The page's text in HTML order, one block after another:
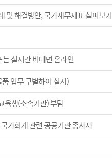
및 해결방안, 국가재무제표 살펴보기
실시간 비대면 온라인
품 업무 구별하여 실시)
육생(소속기관) 부담
가회계 관련 공공기관 종사자